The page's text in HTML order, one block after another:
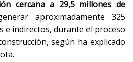
cercana a 29,5 millones de
aproximadamente 325
e indirectos, durante el proceso
según ha explicado